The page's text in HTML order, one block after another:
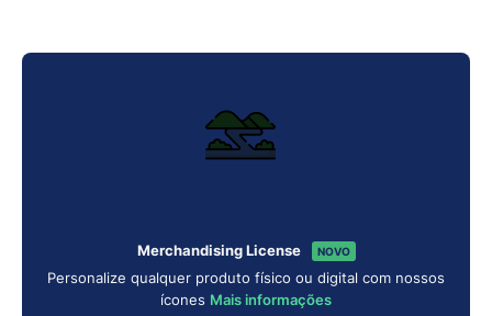
Merchandising License NOVO
Personalize qualquer produto físico ou digital com nossos
ícones Mais informações